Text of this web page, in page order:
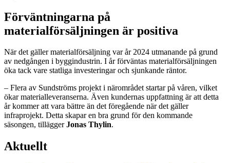
Förväntningarna på
materialförsäljningen är positiva
När det gäller materialförsäljning var år 2024 utmanande på grund
av nedgången i byggindustrin. I år förväntas materialförsäljningen
öka tack vare statliga investeringar och sjunkande räntor.
– Flera av Sundströms projekt i närområdet startar på våren, vilket
ökar materialleveranserna. Även kundernas uppfattning är att detta
år kommer att vara bättre än det föregående när det gäller
infraprojekt. Detta skapar en bra grund för den kommande
säsongen, tilläggerJonas Thylin.
Aktuellt